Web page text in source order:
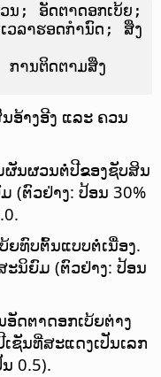
ວນ; ອັດຕາດອກເບ້ຍ;
ວລາຮອດກຳນົດ; ສິ່ງ
ານຕິດຕາມສິ່ງ
ອ້າງອີງ ແລະ ຄວນ
ຜັນຜວນຕໍ່ປີຂອງຊັບສິນ
(ຕົວຢ່າງ: ປ້ອນ 30%
ຍທົບຕົ້ນແບບຕໍ່ເນື່ອງ.
ະນິຍົມ (ຕົວຢ່າງ: ປ້ອນ
ອັດຕາດອກເບ້ຍຕ່າງ
ຊັນທີ່ສະແດງເປັນເລກ
0.5).